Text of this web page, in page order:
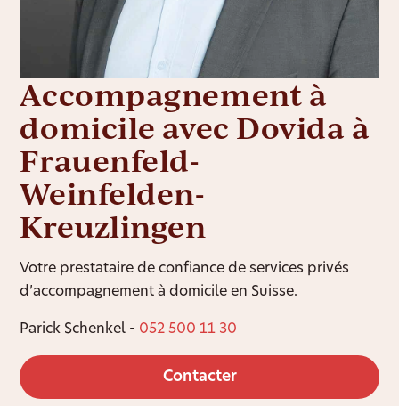
Accompagnement à
domicile avec Dovida à
Frauenfeld-
Weinfelden-
Kreuzlingen
Votre prestataire de confiance de services privés
d’accompagnement à domicile en Suisse.
Parick Schenkel - 052 500 11 30
Contacter